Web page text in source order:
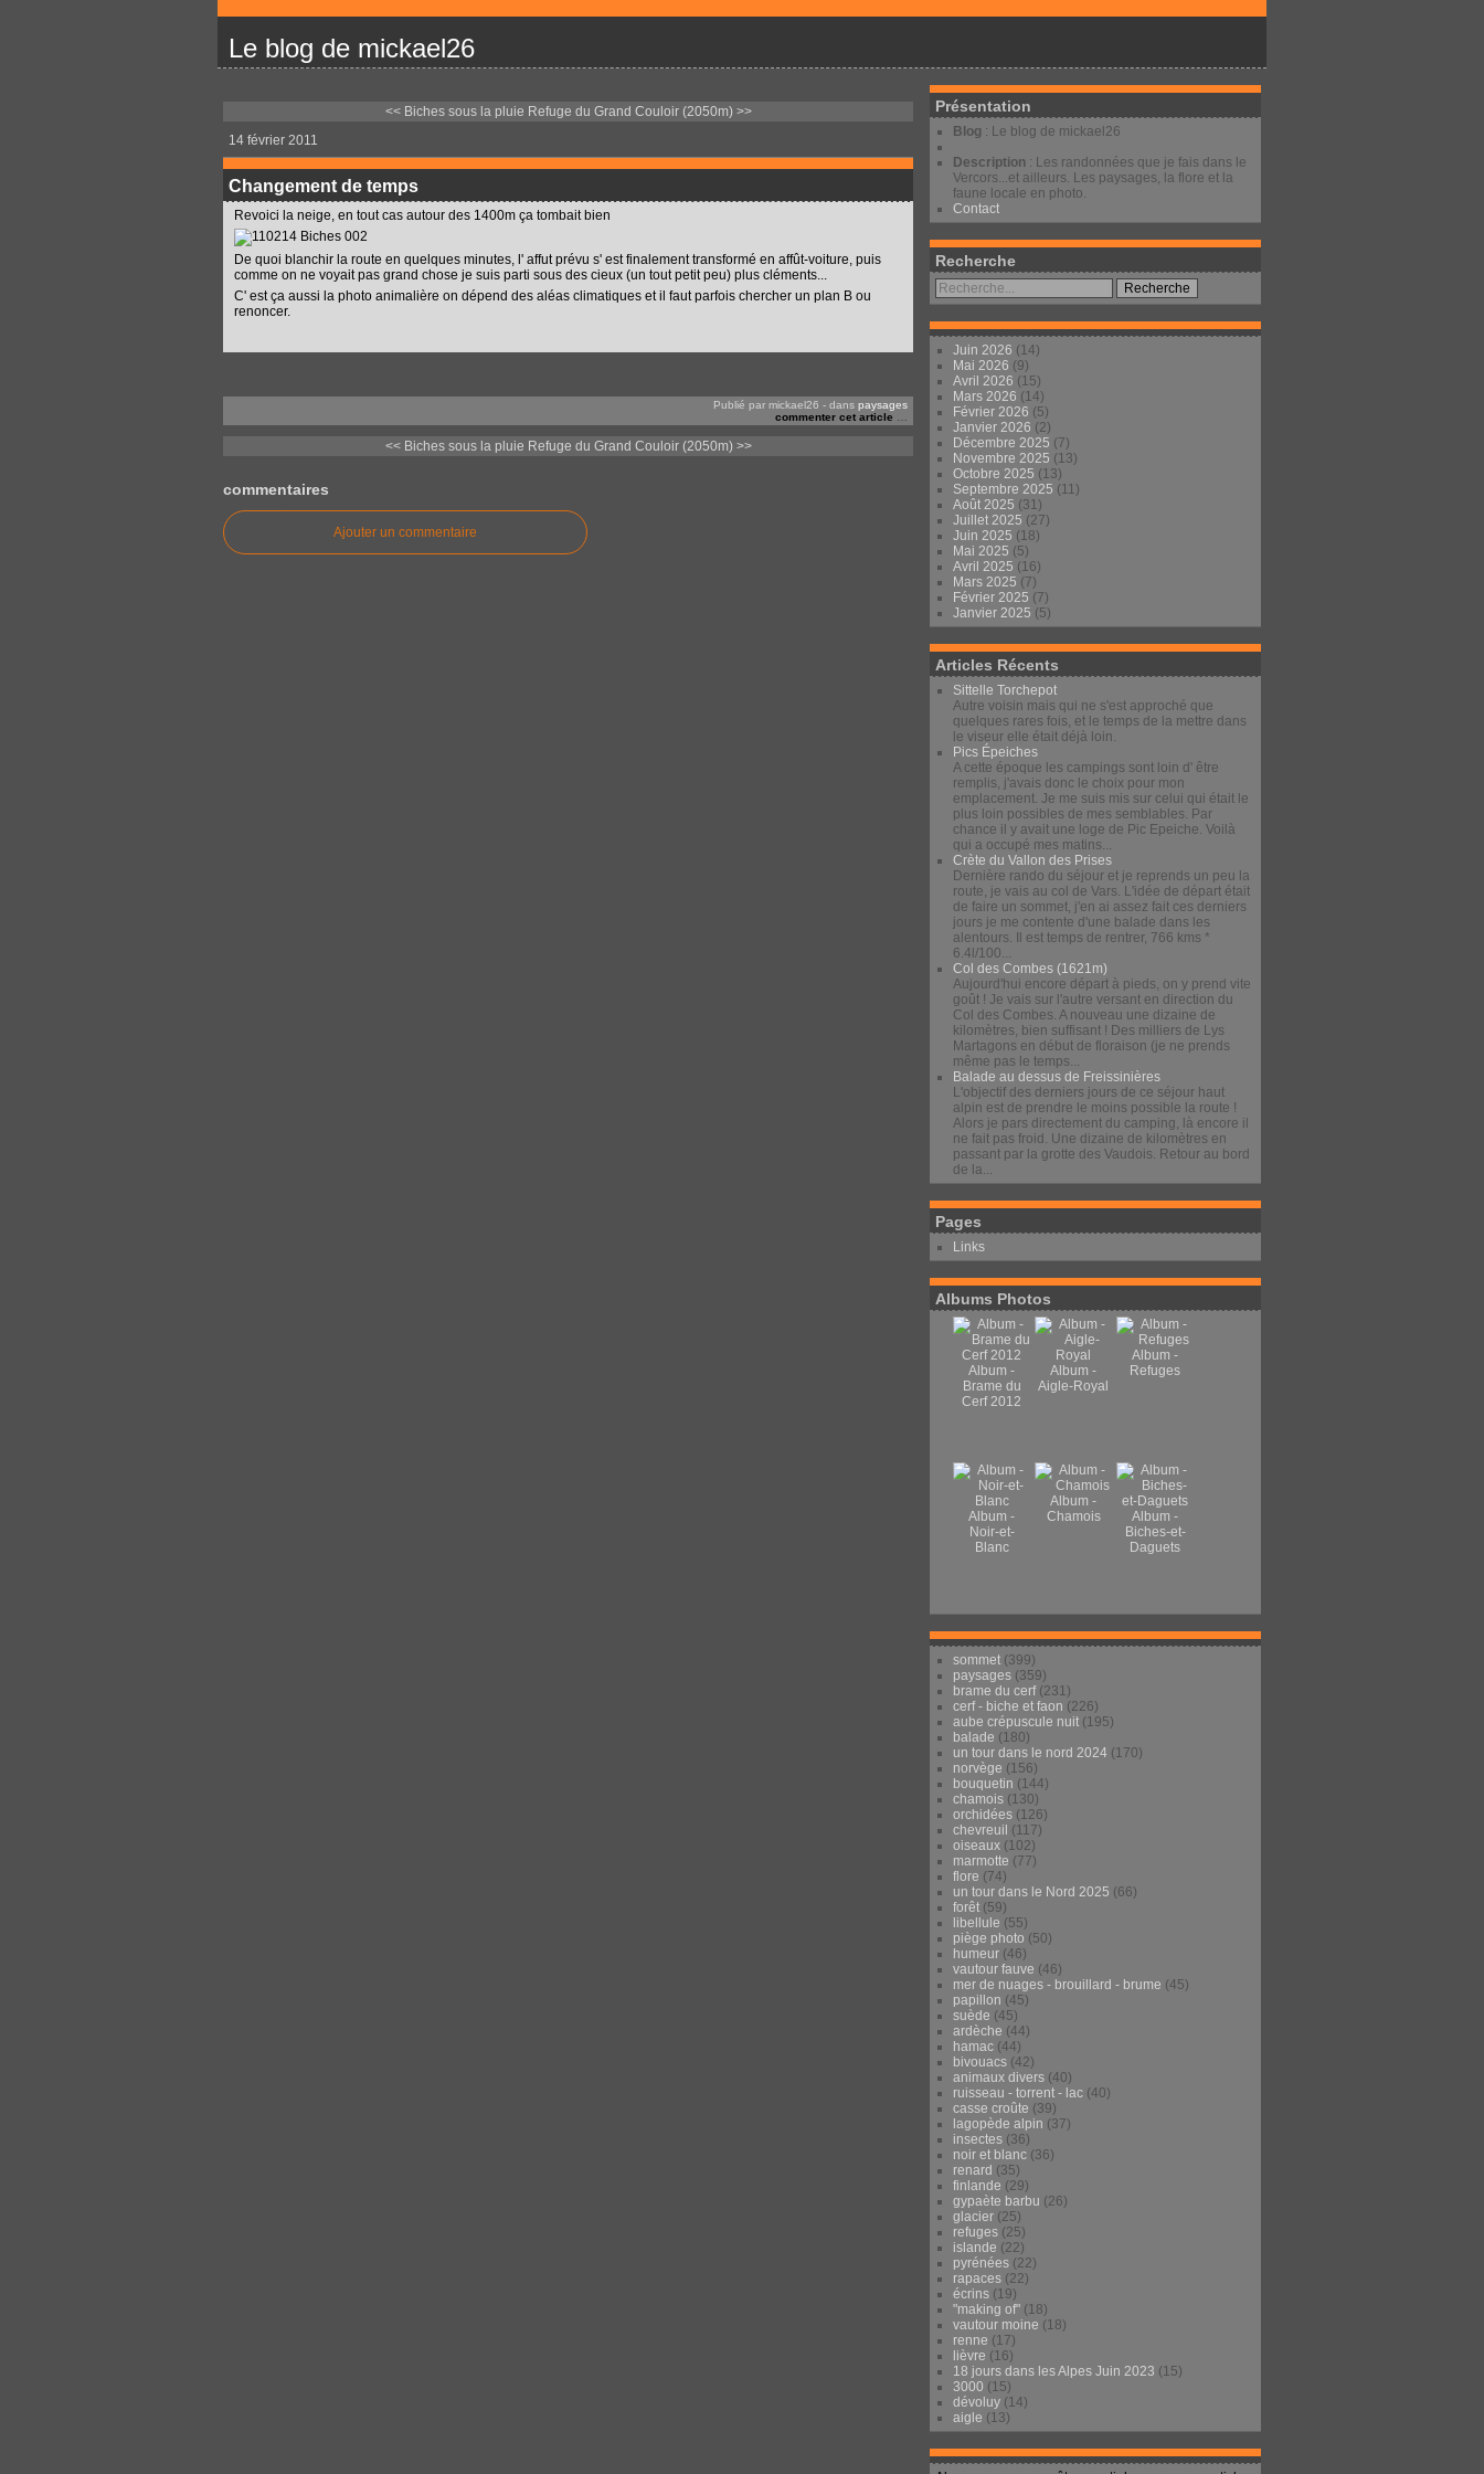
Le blog de mickael26
<< Biches sous la pluie Refuge du Grand Couloir (2050m) >>
14 février 2011
Changement de temps
Revoici la neige, en tout cas autour des 1400m ça tombait bien
De quoi blanchir la route en quelques minutes, l' affut prévu s' est finalement transformé en affût-voiture, puis
comme on ne voyait pas grand chose je suis parti sous des cieux (un tout petit peu) plus cléments...
C' est ça aussi la photo animalière on dépend des aléas climatiques et il faut parfois chercher un plan B ou
renoncer.
Publié par mickael26 - dans paysages
commenter cet article
<< Biches sous la pluie Refuge du Grand Couloir (2050m) >>
commentaires
Ajouter un commentaire
Présentation
Blog : Le blog de mickael26
Description : Les randonnées que je fais dans le
Vercors...et ailleurs. Les paysages, la flore et la
faune locale en photo.
Contact
Recherche
Juin 2026 (14)
Mai 2026 (9)
Avril 2026 (15)
Mars 2026 (14)
Février 2026 (5)
Janvier 2026 (2)
Décembre 2025 (7)
Novembre 2025 (13)
Octobre 2025 (13)
Septembre 2025 (11)
Août 2025 (31)
Juillet 2025 (27)
Juin 2025 (18)
Mai 2025 (5)
Avril 2025 (16)
Mars 2025 (7)
Février 2025 (7)
Janvier 2025 (5)
Articles Récents
Sittelle Torchepot
Autre voisin mais qui ne s'est approché que
quelques rares fois, et le temps de la mettre dans
le viseur elle était déjà loin.
Pics Épeiches
A cette époque les campings sont loin d' être
remplis, j'avais donc le choix pour mon
emplacement. Je me suis mis sur celui qui était le
plus loin possibles de mes semblables. Par
chance il y avait une loge de Pic Epeiche. Voilà
qui a occupé mes matins...
Crète du Vallon des Prises
Dernière rando du séjour et je reprends un peu la
route, je vais au col de Vars. L'idée de départ était
de faire un sommet, j'en ai assez fait ces derniers
jours je me contente d'une balade dans les
alentours. Il est temps de rentrer, 766 kms *
6.4l/100...
Col des Combes (1621m)
Aujourd'hui encore départ à pieds, on y prend vite
goût ! Je vais sur l'autre versant en direction du
Col des Combes. A nouveau une dizaine de
kilomètres, bien suffisant ! Des milliers de Lys
Martagons en début de floraison (je ne prends
même pas le temps...
Balade au dessus de Freissinières
L'objectif des derniers jours de ce séjour haut
alpin est de prendre le moins possible la route !
Alors je pars directement du camping, là encore il
ne fait pas froid. Une dizaine de kilomètres en
passant par la grotte des Vaudois. Retour au bord
de la...
Pages
Links
Albums Photos
Album -
Brame du
Cerf 2012
Album -
Aigle-Royal
Album -
Refuges
Album -
Noir-et-
Blanc
Album -
Chamois
Album -
Biches-et-
Daguets
sommet (399)
paysages (359)
brame du cerf(231)
cerf - biche et faon (226)
aube crépuscule nuit (195)
balade (180)
un tour dans le nord 2024 (170)
norvège (156)
bouquetin (144)
chamois (130)
orchidées (126)
chevreuil (117)
oiseaux (102)
marmotte (77)
flore (74)
un tour dans le Nord 2025 (66)
forêt (59)
libellule (55)
piège photo (50)
humeur (46)
vautour fauve (46)
mer de nuages - brouillard - brume (45)
papillon (45)
suède (45)
ardèche (44)
hamac (44)
bivouacs (42)
animaux divers (40)
ruisseau - torrent - lac (40)
casse croûte (39)
lagopède alpin (37)
insectes (36)
noir et blanc (36)
renard (35)
finlande (29)
gypaète barbu (26)
glacier (25)
refuges (25)
islande (22)
pyrénées (22)
rapaces (22)
écrins (19)
"making of" (18)
vautour moine (18)
renne (17)
lièvre (16)
18 jours dans les Alpes Juin 2023 (15)
3000 (15)
dévoluy (14)
aigle (13)